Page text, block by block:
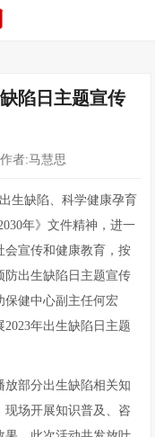
陷日主题宣传
作者:马慧思
生缺陷、科学健康孕育
年》文件精神，进一
会宣传和健康教育，按
防出生缺陷日主题宣传
保健中心副主任何宏
2023年出生缺陷日主题
放部分出生缺陷相关知
现场开展知识普及、咨